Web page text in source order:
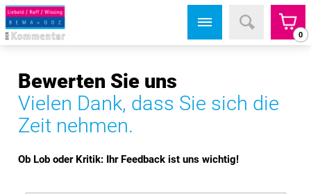
0
Bewerten Sie uns
Vielen Dank, dass Sie sich die
Zeit nehmen.
Ob Lob oder Kritik: Ihr Feedback ist uns wichtig!